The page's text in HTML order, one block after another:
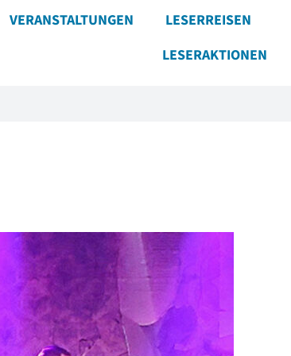
VERANSTALTUNGEN
LESERREISEN
LESERAKTIONEN